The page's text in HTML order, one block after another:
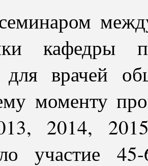
кафедры
для врачей
моменту
2014,
участие